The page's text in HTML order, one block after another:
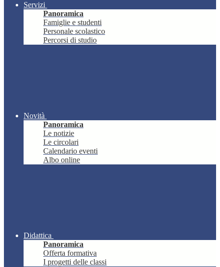
Servizi
Panoramica
Famiglie e studenti
Personale scolastico
Percorsi di studio
Novità
Panoramica
Le notizie
Le circolari
Calendario eventi
Albo online
Didattica
Panoramica
Offerta formativa
I progetti delle classi